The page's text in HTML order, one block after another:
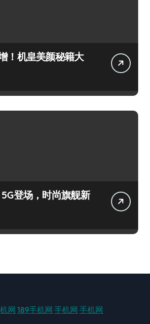
！机皇美颜秘籍大
登场，时尚旗舰新
网 189手机网 手机网 手机网